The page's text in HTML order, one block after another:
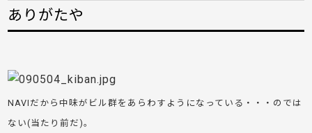
ありがたや
NAVIだから中味がビル群をあらわすようになっている・・・のでは
ない(当たり前だ)。